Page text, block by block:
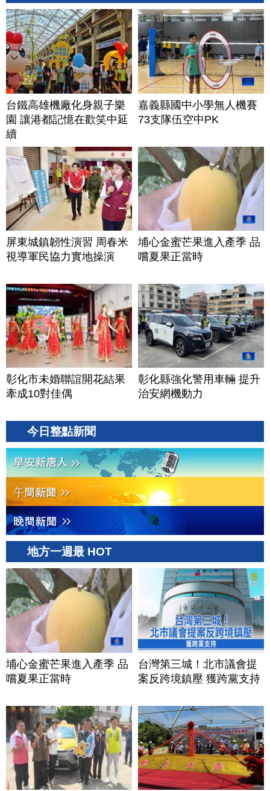
台鐵高雄機廠化身親子樂
園 讓港都記憶在歡笑中延
續
嘉義縣國中小學無人機賽
73支隊伍空中PK
屏東城鎮韌性演習 周春米
視導軍民協力實地操演
埔心金蜜芒果進入產季 品
嚐夏果正當時
彰化市未婚聯誼開花結果
牽成10對佳偶
彰化縣強化警用車輛 提升
治安網機動力
今日整點新聞
地方一週最 HOT
埔心金蜜芒果進入產季 品
嚐夏果正當時
台灣第三城！北市議會提
案反跨境鎮壓 獲跨黨支持